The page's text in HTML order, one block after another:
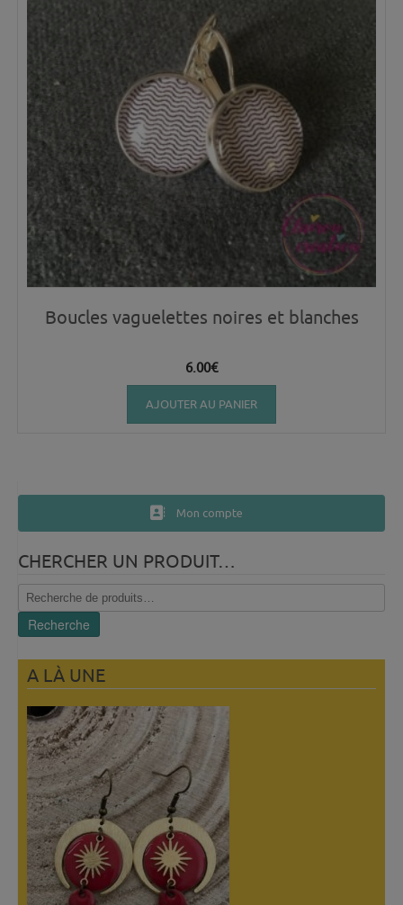
Boucles vaguelettes noires et blanches
6.00€
AJOUTER AU PANIER
Mon compte
CHERCHER UN PRODUIT…
Recherche
pour :
Recherche
A LÀ UNE